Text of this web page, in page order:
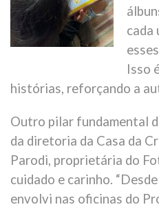
cada
Isso
histórias, reforçando a
Outro pilar fundamental
da diretoria da Casa da
Parodi, proprietária do
cuidado e carinho.
envolvi nas oficinas do